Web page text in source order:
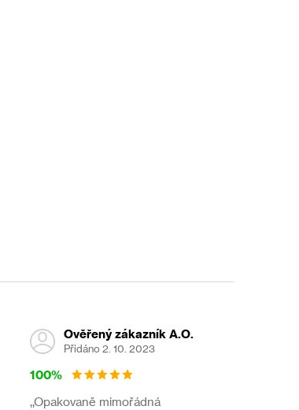
Ověřený zákazník A.O.
Přidáno 2. 10. 2023
100%
,,Opakovaně mimořádná